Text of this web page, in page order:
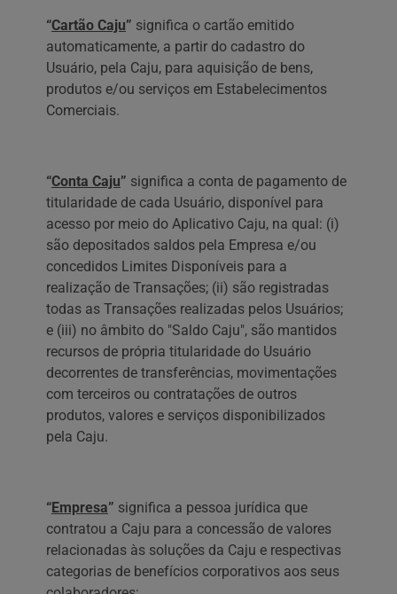
“Cartão Caju” significa o cartão emitido
automaticamente, a partir do cadastro do
Usuário, pela Caju, para aquisição de bens,
produtos e/ou serviços em Estabelecimentos
Comerciais.‍
“Conta Caju” significa a conta de pagamento de
titularidade de cada Usuário, disponível para
acesso por meio do Aplicativo Caju, na qual: (i)
são depositados saldos pela Empresa e/ou
concedidos Limites Disponíveis para a
realização de Transações; (ii) são registradas
todas as Transações realizadas pelos Usuários;
e (iii) no âmbito do "Saldo Caju", são mantidos
recursos de própria titularidade do Usuário
decorrentes de transferências, movimentações
com terceiros ou contratações de outros
produtos, valores e serviços disponibilizados
pela Caju.
“Empresa” significa a pessoa jurídica que
contratou a Caju para a concessão de valores
relacionadas às soluções da Caju e respectivas
categorias de benefícios corporativos aos seus